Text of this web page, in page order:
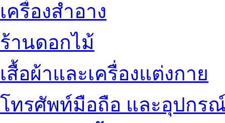
เครื่องสำอาง
ร้านดอกไม้
เสื้อผ้าและเครื่องแต่งกาย
โทรศัพท์มือถือ และอุปกร